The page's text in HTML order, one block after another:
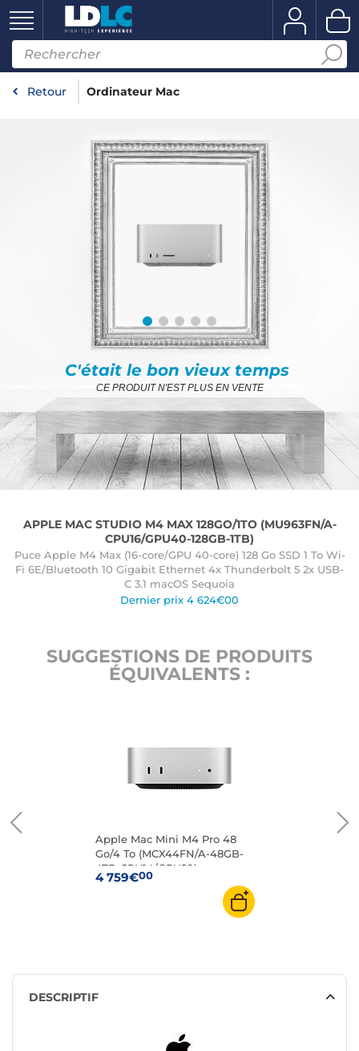
Retour Ordinateur Mac
C'était le bon vieux temps
CE PRODUIT N'EST PLUS EN VENTE
APPLE MAC STUDIO M4 MAX 128GO/1TO (MU963FN/A-
CPU16/GPU40-128GB-1TB)
Puce Apple M4 Max (16-core/GPU 40-core) 128 Go SSD 1 To Wi-
Fi 6E/Bluetooth 10 Gigabit Ethernet 4x Thunderbolt 5 2x USB-
C 3.1 macOS Sequoia
Dernier prix 4 624€00
SUGGESTIONS DE PRODUITS
ÉQUIVALENTS :
Apple Mac Mini M4 Pro 48
Go/4 To (MCX44FN/A-48GB-
4TB-CPU14/GPU20)
4 759€00
DESCRIPTIF